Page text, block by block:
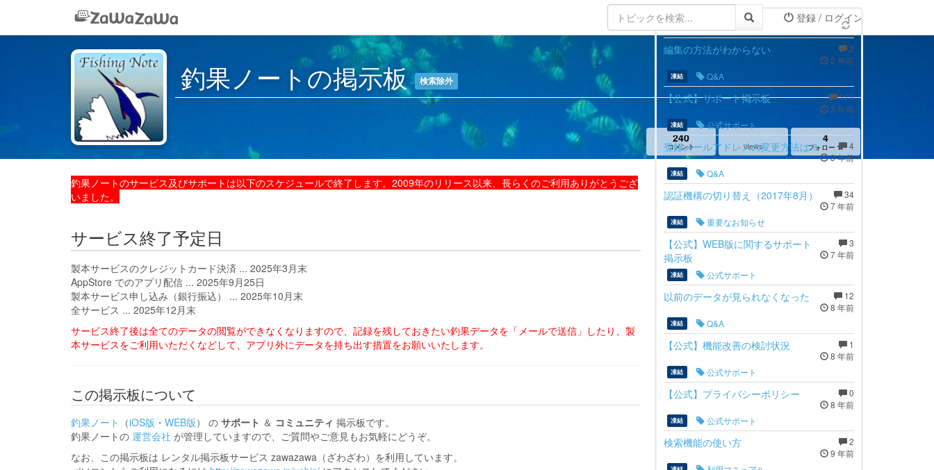
登録 / ログイン
釣果ノートの掲示板 検索除外
240
コメント views
4
フォロー
釣果ノートのサービス及びサポートは以下のスケジュールで終了します。2009年のリリース以来、長らくのご利用ありがとうござ
いました。
サービス終了予定日
製本サービスのクレジットカード決済 ... 2025年3月末
AppStore でのアプリ配信 ... 2025年9月25日
製本サービス申し込み（銀行振込） ... 2025年10月末
全サービス ... 2025年12月末
サービス終了後は全てのデータの閲覧ができなくなりますので、記録を残しておきたい釣果データを「メールで送信」したり、製
本サービスをご利用いただくなどして、アプリ外にデータを持ち出す措置をお願いいたします。
この掲示板について
釣果ノート （iOS版 ・ WEB版） の サポート ＆ コミュニティ 掲示板です。
釣果ノートの 運営会社 が管理していますので、ご質問やご意見もお気軽にどうぞ。
なお、この掲示板は レンタル掲示板サービス zawazawa（ざわざわ）を利用しています。
最新トピック
2
2 年前
編集の方法がわからない
凍結
Q&A
171
3 年前
【公式】サポート掲示板
凍結
公式サポート
4
3 年前
登録メールアドレスの変更方法は？
凍結
Q&A
34
7 年前
認証機構の切り替え（2017年8月）
凍結
重要なお知らせ
3
7 年前
【公式】WEB版に関するサポート
掲示板
凍結
公式サポート
12
8 年前
以前のデータが見られなくなった
凍結
Q&A
1
8 年前
【公式】機能改善の検討状況
凍結
公式サポート
0
8 年前
【公式】プライバシーポリシー
凍結
公式サポート
2
9 年前
検索機能の使い方